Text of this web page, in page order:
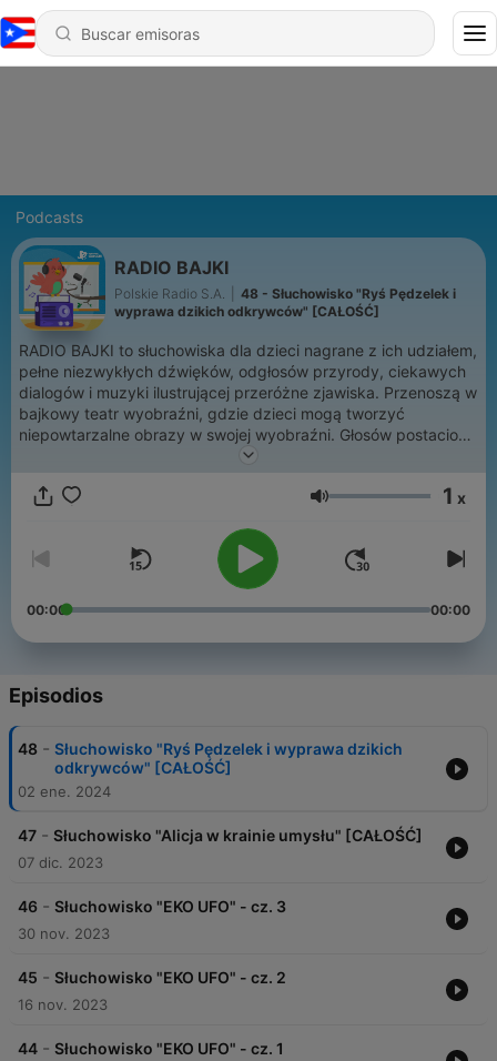
Podcasts
RADIO BAJKI
Polskie Radio S.A.
48 - Słuchowisko "Ryś Pędzelek i
wyprawa dzikich odkrywców" [CAŁOŚĆ]
RADIO BAJKI to słuchowiska dla dzieci nagrane z ich udziałem,
pełne niezwykłych dźwięków, odgłosów przyrody, ciekawych
dialogów i muzyki ilustrującej przeróżne zjawiska. Przenoszą w
bajkowy teatr wyobraźni, gdzie dzieci mogą tworzyć
niepowtarzalne obrazy w swojej wyobraźni. Głosów postaciom
użyczyli znani aktorzy teatralni, dubbingowi oraz dziennikarze
Zapraszamy do słuchania RADIO BAJEK Polskiego Radia
Volumen 1 x
00:00 00:00
Episodios
48 - Słuchowisko "Ryś Pędzelek i wyprawa dzikich
odkrywców" [CAŁOŚĆ]
02 ene. 2024
47 - Słuchowisko "Alicja w krainie umysłu" [CAŁOŚĆ]
07 dic. 2023
46 - Słuchowisko "EKO UFO" - cz. 3
30 nov. 2023
45 - Słuchowisko "EKO UFO" - cz. 2
16 nov. 2023
44 - Słuchowisko "EKO UFO" - cz. 1